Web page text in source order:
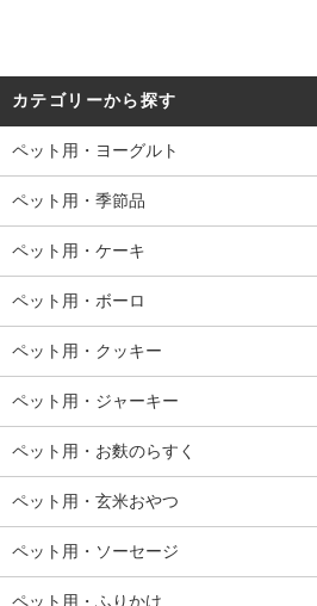
カテゴリーから探す
ペット用・ヨーグルト
ペット用・季節品
ペット用・ケーキ
ペット用・ボーロ
ペット用・クッキー
ペット用・ジャーキー
ペット用・お麩のらすく
ペット用・玄米おやつ
ペット用・ソーセージ
ペット用・ふりかけ